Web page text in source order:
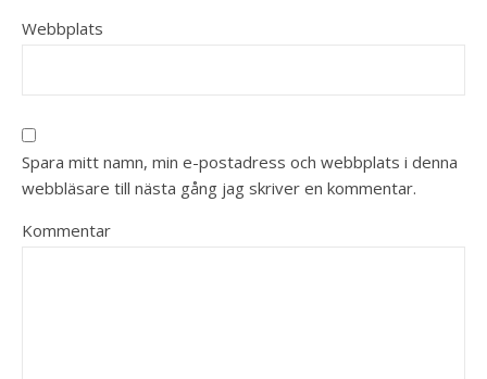
Webbplats
Spara mitt namn, min e-postadress och webbplats i denna
webbläsare till nästa gång jag skriver en kommentar.
Kommentar